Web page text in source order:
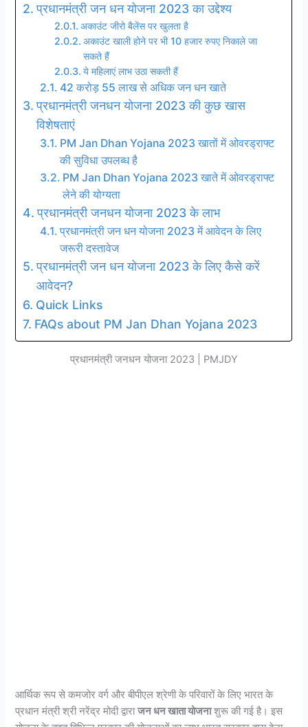
प्रधानमंत्री जन धन योजना 2023 का उद्देश्य
अकाउंट जीरो बैलेंस पर खुलता है
अकाउंट खाली होने पर भी 10 हजार रुपए निकाले जा
सकते हैं
ये महिलाएं लाभ उठा सकती हैं
42 करोड़ 55 लाख से अधिक जन धन खाते
प्रधानमंत्री जनधन योजना 2023 की कुछ खास
विशेषताएं
PM Jan Dhan Yojana 2023 खातों में ओवरड्राफ्ट
की सुविधा उपलब्ध है
PM Jan Dhan Yojana 2023 खाते में ओवरड्राफ्ट
लेने की योग्यता
प्रधानमंत्री जनधन योजना 2023 के लाभ
प्रधानमंत्री जन धन योजना 2023 में आवेदन के लिए
जरूरी दस्तावेज
प्रधानमंत्री जन धन योजना 2023 के लिए कैसे करें
आवेदन?
Quick Links
FAQs about PM Jan Dhan Yojana 2023
प्रधानमंत्री जनधन योजना 2023 | PMJDY
आर्थिक रूप से कमजोर वर्ग और बीपीएल श्रेणी के परिवारों के लिए भारत के
प्रधान मंत्री श्री नरेंद्र मोदी द्वाराजन धन खाता योजनाशुरू की गई है। इस